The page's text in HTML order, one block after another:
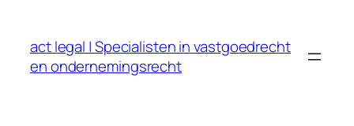
inhoud
act legal | Specialisten in vastgoedrecht
en ondernemingsrecht